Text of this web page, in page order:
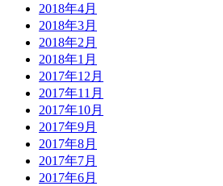
2018年4月
2018年3月
2018年2月
2018年1月
2017年12月
2017年11月
2017年10月
2017年9月
2017年8月
2017年7月
2017年6月